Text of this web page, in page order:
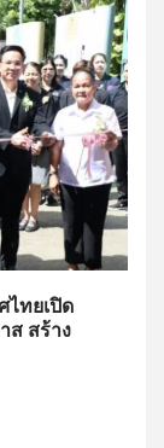
ไทยเปิด
ส สร้าง